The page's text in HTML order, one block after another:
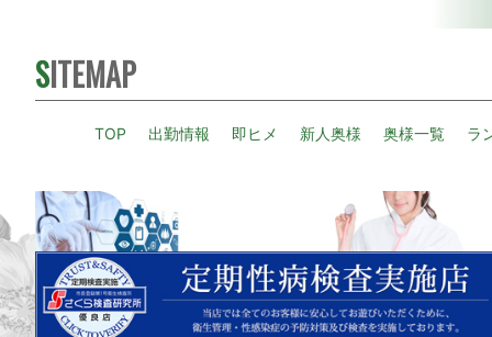
SITEMAP
TOP 出勤情報 即ヒメ 新人奥様 奥様一覧 ラ